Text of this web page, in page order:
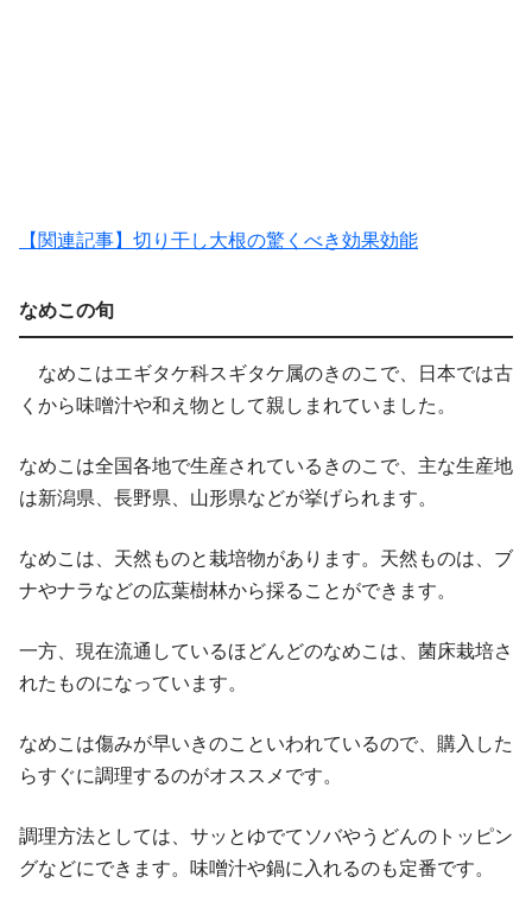
【関連記事】切り干し大根の驚くべき効果効能
なめこの旬
なめこはエギタケ科スギタケ属のきのこで、日本では古
くから味噌汁や和え物として親しまれていました。
なめこは全国各地で生産されているきのこで、主な生産地
は新潟県、長野県、山形県などが挙げられます。
なめこは、天然ものと栽培物があります。天然ものは、ブ
ナやナラなどの広葉樹林から採ることができます。
一方、現在流通しているほどんどのなめこは、菌床栽培さ
れたものになっています。
なめこは傷みが早いきのこといわれているので、購入した
らすぐに調理するのがオススメです。
調理方法としては、サッとゆでてソバやうどんのトッピン
グなどにできます。味噌汁や鍋に入れるのも定番です。